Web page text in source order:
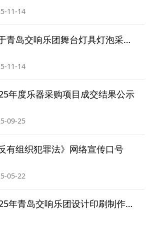
11-14
关于青岛交响乐团舞台灯具灯泡采购的比价招标公告
11-14
年度乐器采购项目成交结果公示
09-25
反有组织犯罪法》网络宣传口号
05-22
2025年青岛交响乐团设计印刷制作项目成交公告